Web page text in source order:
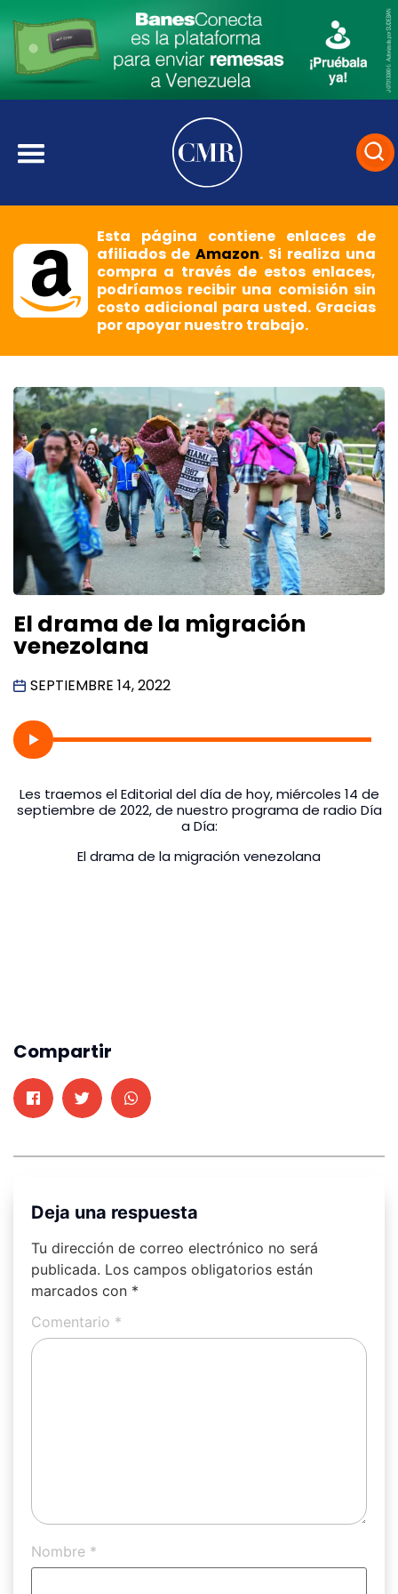
Esta página contiene enlaces de
afiliados deAmazon. Si realiza una
compra a través de estos enlaces,
podríamos recibir una comisión sin
costo adicional para usted. Gracias
por apoyar nuestro trabajo.
El drama de la migración
venezolana
SEPTIEMBRE 14, 2022
Les traemos el Editorial del día de hoy, miércoles 14 de
septiembre de 2022, de nuestro programa de radio Día
a Día:
El drama de la migración venezolana
Compartir
Deja una respuesta
Tu dirección de correo electrónico no será
publicada. Los campos obligatorios están
marcados con *
Comentario *
Nombre *